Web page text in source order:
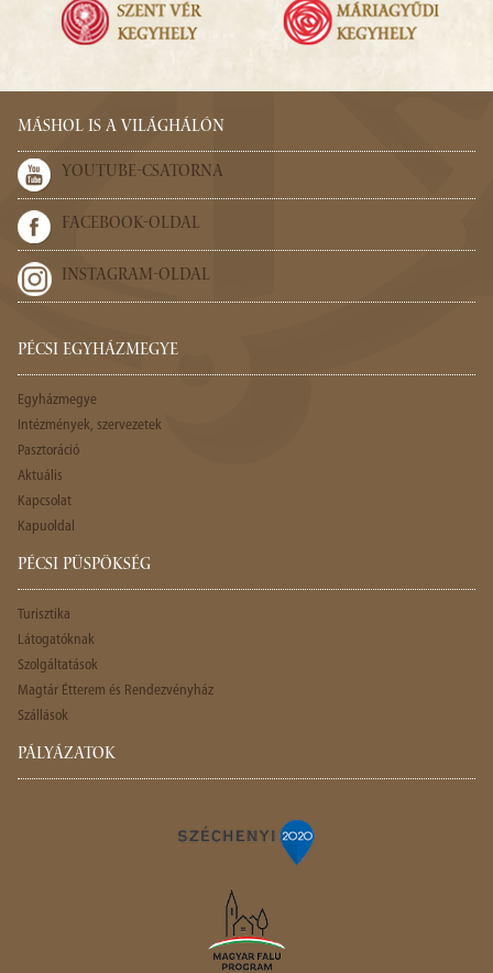
MÁSHOL IS A VILÁGHÁLÓN
YOUTUBE-CSATORNA
FACEBOOK-OLDAL
INSTAGRAM-OLDAL
PÉCSI EGYHÁZMEGYE
Egyházmegye
Intézmények, szervezetek
Pasztoráció
Aktuális
Kapcsolat
Kapuoldal
PÉCSI PÜSPÖKSÉG
Turisztika
Látogatóknak
Szolgáltatások
Magtár Étterem és Rendezvényház
Szállások
PÁLYÁZATOK